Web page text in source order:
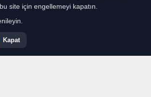
site için engellemeyi kapatın.
Kapat